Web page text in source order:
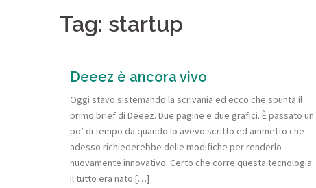
Tag: startup
Deeez è ancora vivo
Oggi stavo sistemando la scrivania ed ecco che spunta il
primo brief di Deeez. Due pagine e due grafici. È passato un
po’ di tempo da quando lo avevo scritto ed ammetto che
adesso richiederebbe delle modifiche per renderlo
nuovamente innovativo. Certo che corre questa tecnologia..
Il tutto era nato […]